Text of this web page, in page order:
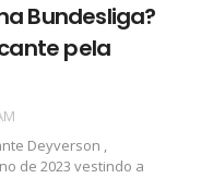
Bundesliga?
pela
Deyverson ,
de 2023 vestindo a